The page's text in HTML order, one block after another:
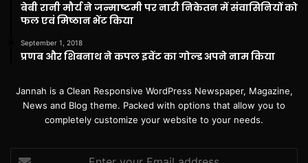
बेबी रानी मौर्य ने जन्माष्टमी पर नारी निकेतन में संवासिनियों को
फल एवं मिष्ठान भेंट किया
September 1, 2018
प्रणब और शिबनाथ ने कपल इवेंट का गोल्ड अपने नाम किया
Jannah is a Clean Responsive WordPress Newspaper, Magazine,
News and Blog theme. Packed with options that allow you to
completely customize your website to your needs.
Enter